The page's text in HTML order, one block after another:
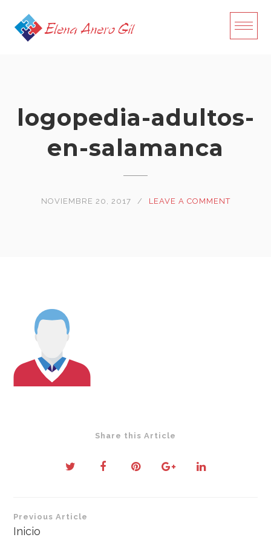
content
logopedia-adultos-
en-salamanca
NOVIEMBRE 20, 2017 LEAVE A COMMENT
Share this Article
Navegación
de
Previous Article
Inicio